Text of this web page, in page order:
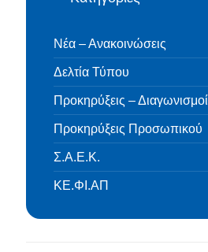
Νέα – Ανακοινώσεις
Δελτία Τύπου
Προκηρύξεις – Διαγωνισμοί
Προκηρύξεις Προσωπικού
Σ.Α.Ε.Κ.
ΚΕ.ΦΙ.ΑΠ